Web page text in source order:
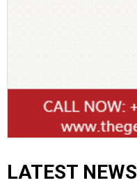
LATEST NEWS